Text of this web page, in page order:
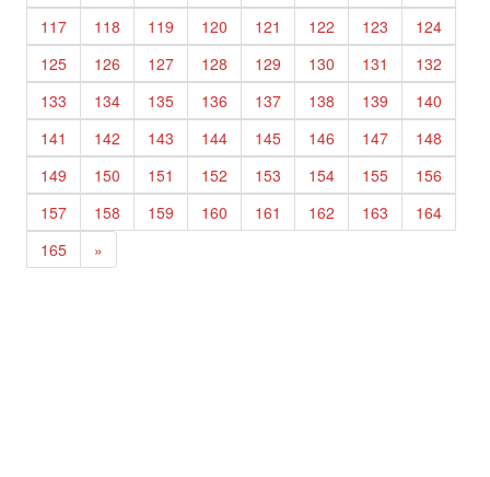
117
118 119 120 121 122 123
124
125
126 127 128 129 130 131
132
133
134 135 136 137 138 139
140
141
142 143 144 145 146 147
148
149
150 151 152 153 154 155
156
157
158 159 160 161 162 163
164
165
»